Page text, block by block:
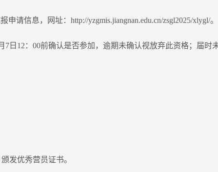
请信息，网址：http://yzgmis.jiangnan.edu.cn/zsgl2025/xlygl/。
日12：00前确认是否参加，逾期未确认视放弃此资格；届时
发优秀营员证书。